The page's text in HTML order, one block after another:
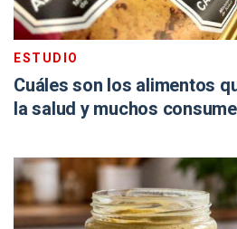
ESTUDIO
Cuáles son los alimentos
la salud y muchos